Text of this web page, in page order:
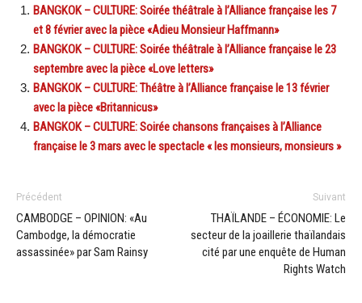
BANGKOK – CULTURE: Soirée théâtrale à l’Alliance française les 7
et 8 février avec la pièce «Adieu Monsieur Haffmann»
BANGKOK – CULTURE: Soirée théâtrale à l’Alliance française le 23
septembre avec la pièce «Love letters»
BANGKOK – CULTURE: Théâtre à l’Alliance française le 13 février
avec la pièce «Britannicus»
BANGKOK – CULTURE: Soirée chansons françaises à l’Alliance
française le 3 mars avec le spectacle « les monsieurs, monsieurs »
Précédent
CAMBODGE – OPINION: «Au
Cambodge, la démocratie
assassinée» par Sam Rainsy
Suivant
THAÏLANDE – ÉCONOMIE: Le
secteur de la joaillerie thaïlandais
cité par une enquête de Human
Rights Watch